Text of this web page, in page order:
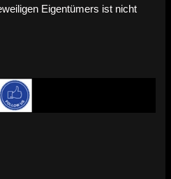
Eigentümers ist nicht